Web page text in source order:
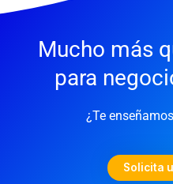
Mucho más
para
¿Te
Solicita